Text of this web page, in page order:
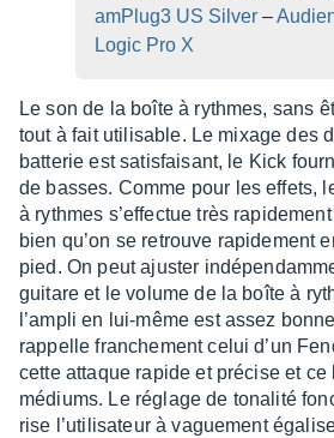
Lead max Gain Dyna­mics- SG
Drum Machine BLUES – SG
amPlug3 US Silver–
Logic Pro X
Le son de la boîte à rythmes, sans
tout à fait utili­sable. Le mixage des
batte­rie est satis­fai­sant, le Kick
de basses. Comme pour les effets,
à rythmes s’ef­fec­tue très
bien qu’on se retrouve rapi­de­ment
pied. On peut ajus­ter
guitare et le volume de la boîte à
l’am­pli en lui-même est assez
rappelle fran­che­ment celui d’un
cette attaque rapide et précise et
médiums. Le réglage de tona­lité
rise l’uti­li­sa­teur à vague­ment